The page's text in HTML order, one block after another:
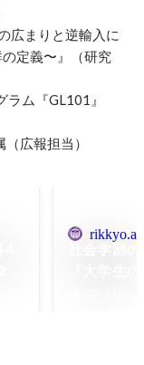
広まりと逆輸入に
定義〜』（研究
ム『GL101』
広報担当）